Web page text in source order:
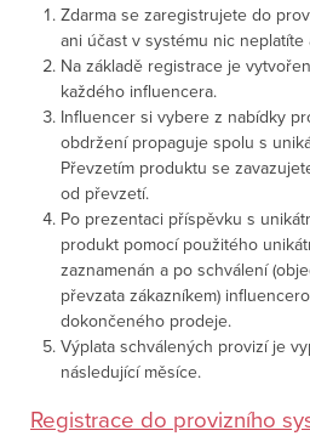
Zdarma se zaregistrujete do
ani účast v systému nic
Na základě registrace je
každého influencera.
Influencer si vybere z nabídky
obdržení propaguje spolu s
Převzetím produktu se
od převzetí.
Po prezentaci příspěvku s
produkt pomocí použitého
zaznamenán a po schválení
převzata zákazníkem)
dokončeného prodeje.
Výplata schválených provizí je
následující měsíce.
Registrace do provizního